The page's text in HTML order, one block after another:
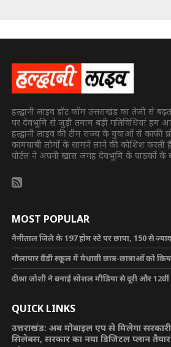
हल्द्वानी लाइव डॉट कॉम उत्तराखंड का तेजी से
पर देवभूमि से जुड़ी तमाम बड़ी गतिविधियां हम
हल्द्वानी लाइव की टीम राज्य के युवाओं से काफी
कामयाबी लोगों के सामने लाने की कोशिश
पोर्टल ने अपनी खास जगह देवभूमि के पाठकों के
MOST POPULAR
नैनीताल जिले के 197 होम स्टे पर छापा, 150 से
गौलापार वैंडी स्कूल में मेधावी छात्र-छात्राओं को
दीश्रा जोशी ने बनाई सोशल मीडिया से दूरी और
QUICK LINKS
उत्तराखंड: अब मोबाइल एप से मिलेगा
सिलेबस, सरकार का नया डिजिटल प्लान